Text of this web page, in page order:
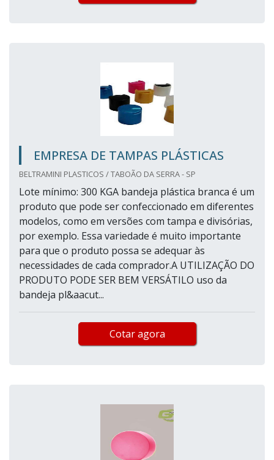
EMPRESA DE TAMPAS PLÁSTICAS
BELTRAMINI PLASTICOS / TABOÃO DA SERRA - SP
Lote mínimo: 300 KGA bandeja plástica branca é um
produto que pode ser confeccionado em diferentes
modelos, como em versões com tampa e divisórias,
por exemplo. Essa variedade é muito importante
para que o produto possa se adequar às
necessidades de cada comprador.A UTILIZAÇÃO DO
PRODUTO PODE SER BEM VERSÁTILO uso da
bandeja pl&aacut...
Cotar agora